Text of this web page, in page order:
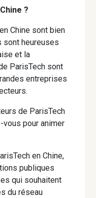
?
Chine sont bien
heureuses
et la
ParisTech sont
entreprises
de ParisTech
vous pour animer
en Chine,
publiques
qui souhaitent
du réseau